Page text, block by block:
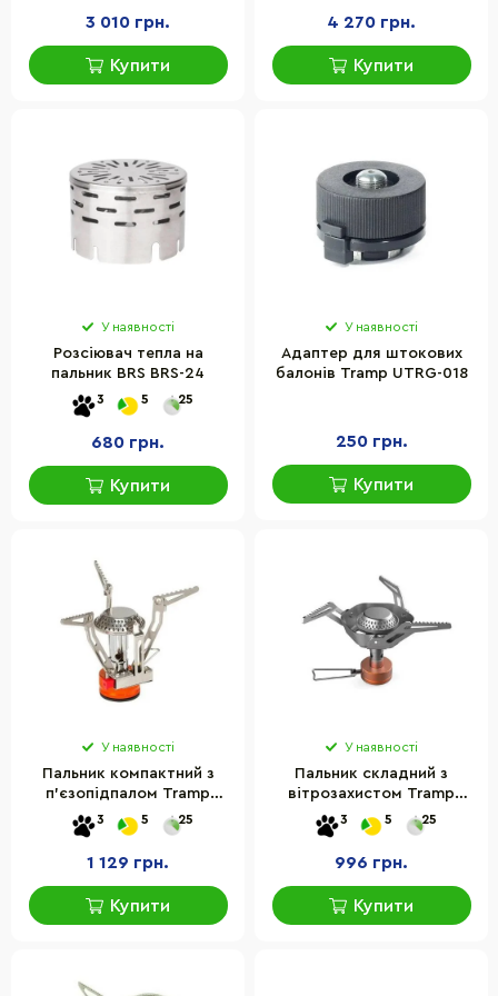
3 010 грн.
Купити
4 270 грн.
Купити
У наявності
Розсіювач тепла на
пальник BRS BRS-24
3 5 25
680 грн.
Купити
У наявності
Адаптер для штокових
балонів Tramp UTRG-018
250 грн.
Купити
У наявності
Пальник компактний з
п'єзопідпалом Tramp
UTRG-044
3 5 25
1 129 грн.
Купити
У наявності
Пальник складний з
вітрозахистом Tramp
UTRG-041
3 5 25
996 грн.
Купити